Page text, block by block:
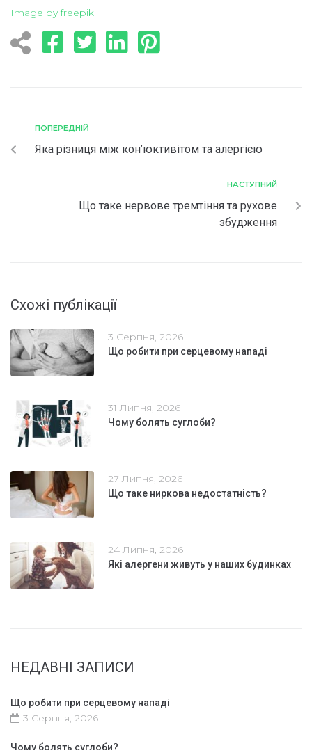
Image by freepik
ПОПЕРЕДНІЙ
Яка різниця між кон’юктивітом та алергією
НАСТУПНИЙ
Що таке нервове тремтіння та рухове
збудження
Схожі публікації
3 Серпня, 2026
Що робити при серцевому нападі
31 Липня, 2026
Чому болять суглоби?
27 Липня, 2026
Що таке ниркова недостатність?
24 Липня, 2026
Які алергени живуть у наших будинках
НЕДАВНІ ЗАПИСИ
Що робити при серцевому нападі
3 Серпня, 2026
Чому болять суглоби?